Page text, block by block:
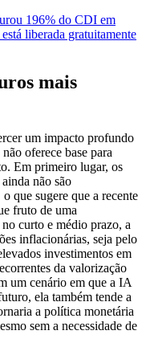
196% do CDI em
liberada gratuitamente
mais
um impacto profundo
oferece base para
Em primeiro lugar, os
não são
que sugere que a recente
fruto de uma
curto e médio prazo, a
inflacionárias, seja pelo
investimentos em
da valorização
um cenário em que a IA
ela também tende a
a política monetária
sem a necessidade de